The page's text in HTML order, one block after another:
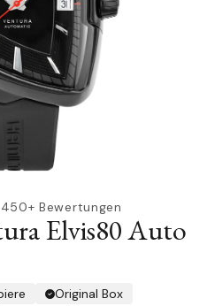
Bewertungen
Elvis80 Auto
Original Box